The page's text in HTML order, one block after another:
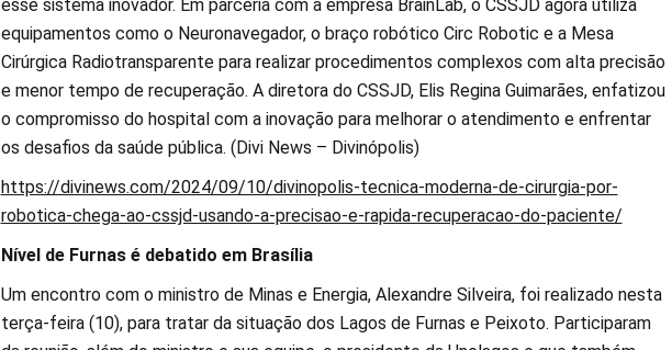
esse sistema inovador. Em parceria com a empresa BrainLab, o CSSJD agora utiliza
equipamentos como o Neuronavegador, o braço robótico Circ Robotic e a Mesa
Cirúrgica Radiotransparente para realizar procedimentos complexos com alta precisão
e menor tempo de recuperação. A diretora do CSSJD, Elis Regina Guimarães, enfatizou
o compromisso do hospital com a inovação para melhorar o atendimento e enfrentar
os desafios da saúde pública. (Divi News – Divinópolis)
https://divinews.com/2024/09/10/divinopolis-tecnica-moderna-de-cirurgia-por-
robotica-chega-ao-cssjd-usando-a-precisao-e-rapida-recuperacao-do-paciente/
Nível de Furnas é debatido em Brasília
Um encontro com o ministro de Minas e Energia, Alexandre Silveira, foi realizado nesta
terça-feira (10), para tratar da situação dos Lagos de Furnas e Peixoto. Participaram